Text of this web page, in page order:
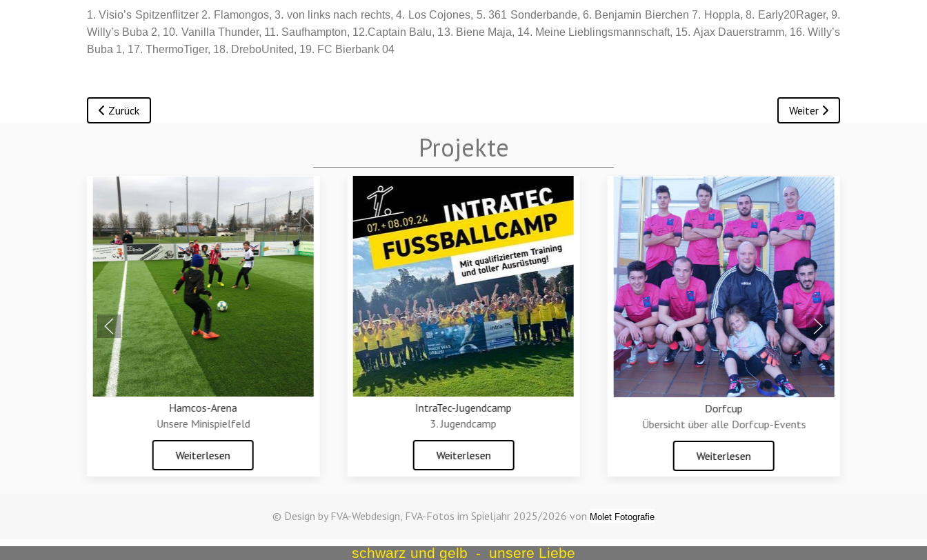
1. Visio’s Spitzenflitzer 2. Flamongos, 3. von links nach rechts, 4. Los Cojones, 5. 361 Sonderbande, 6. Benjamin Bierchen 7. Hoppla, 8. Early20Rager, 9.
Willy’s Buba 2, 10. Vanilla Thunder, 11. Saufhampton, 12.Captain Balu, 13. Biene Maja, 14. Meine Lieblingsmannschaft, 15. Ajax Dauerstramm, 16. Willy’s
Buba 1, 17. ThermoTiger, 18. DreboUnited, 19. FC Bierbank 04
Vorheriger Beitrag: Dorfcup 2025 Anmeldung
Zurück Nächster Beitrag: Dorfcup
Weiter
Projekte
Hamcos-Arena
Unsere Minispielfeld
Weiterlesen
IntraTec-Jugendcamp
3. Jugendcamp
Weiterlesen
Dorfcup
Übersicht über alle Dorfcup-Events
Weiterlesen
© Design by FVA-Webdesign, FVA-Fotos im Spieljahr 2025/2026 von Molet Fotografie
schwarz und gelb - unsere Liebe